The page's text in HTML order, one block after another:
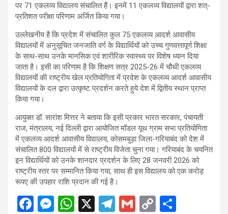
पर 71 एकलव्य विद्यालय संचालित हैं। इनमें 11 एकलव्य विद्यालयों द्वारा शत्-
प्रतिशत परीक्षा परिणाम अर्जित किया गया।
उल्लेखनीय है कि प्रदेश में संचालित कुल 75 एकलव्य आदर्श आवासीय
विद्यालयों में अनुसूचित जनजाति वर्ग के विद्यार्थियों को उच्च गुणवत्तापूर्ण शिक्षा
के साथ-साथ उनके मानसिक एवं शारीरिक स्वास्थ्य पर विशेष ध्यान दिया
जाता है। इसी का परिणाम है कि शिक्षण सत्र 2025-26 में चौथी एकलव्य
विद्यालयों की राष्ट्रीय खेल प्रतियोगिता में प्रदेश के एकलव्य आदर्श आवासीय
विद्यालयों के दल द्वारा उत्कृष्ट प्रदर्शन करते हुये देश में द्वितीय स्थान प्राप्त
किया गया।
आयुक्त डॉ. सारांश मित्तर ने बताया कि इसी प्रकार भारत सरकार, पंचायती
राज, मंत्रालय, नई दिल्ली द्वारा आयोजित मॉडल यूथ ग्राम सभा प्रतियोगिता
में एकलव्य आदर्श आवासीय विद्यालय, कोसमबुड़ा जिला-गरियाबंद को देश में
संचालित 800 विद्यालयों में से राष्ट्रीय विजेता चुना गया। गरियाबंद के चयनित
इन विद्यार्थियों को उनके शानदार प्रदर्शन के लिए 28 जनवरी 2026 को
राष्ट्रीय स्तर पर सम्मानित किया गया, साथ ही इस विद्यालय को एक करोड़
रूपए की उपहार राशि प्रदान की गई है।
F
M W X
T
G
C